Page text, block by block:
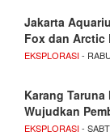
Jakarta
Fox dan Arctic
EKSPLORASI-
Karang
Wujudkan
EKSPLORASI-